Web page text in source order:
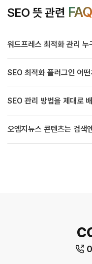
SEO 뜻 관련 FAQ
워드프레스 최적화 관리 누
SEO 최적화 플러그인 어
SEO 관리 방법을 제대로
오엠지뉴스 콘텐츠는 검색